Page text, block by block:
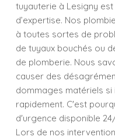
tuyauterie à Lesigny est
d’expertise. Nos
à toutes sortes de
de tuyaux bouchés ou
de plomberie. Nous
causer des
dommages matériels
rapidement. C'est
d'urgence disponible
Lors de nos